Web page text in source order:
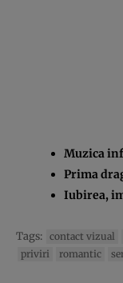
Muzica
Prima
Iubirea,
Tags: contact vizual
priviri
romantic